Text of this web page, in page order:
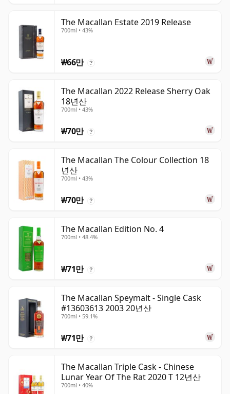
The Macallan Estate 2019 Release
700ml • 43%
₩66만 ?
The Macallan 2022 Release Sherry Oak
18년산
700ml • 43%
₩70만 ?
The Macallan The Colour Collection 18
년산
700ml • 43%
₩70만 ?
The Macallan Edition No. 4
700ml • 48.4%
₩71만 ?
The Macallan Speymalt - Single Cask
#13603613 2003 20년산
700ml • 59.1%
₩71만 ?
The Macallan Triple Cask - Chinese
Lunar Year Of The Rat 2020 T 12년산
700ml • 40%